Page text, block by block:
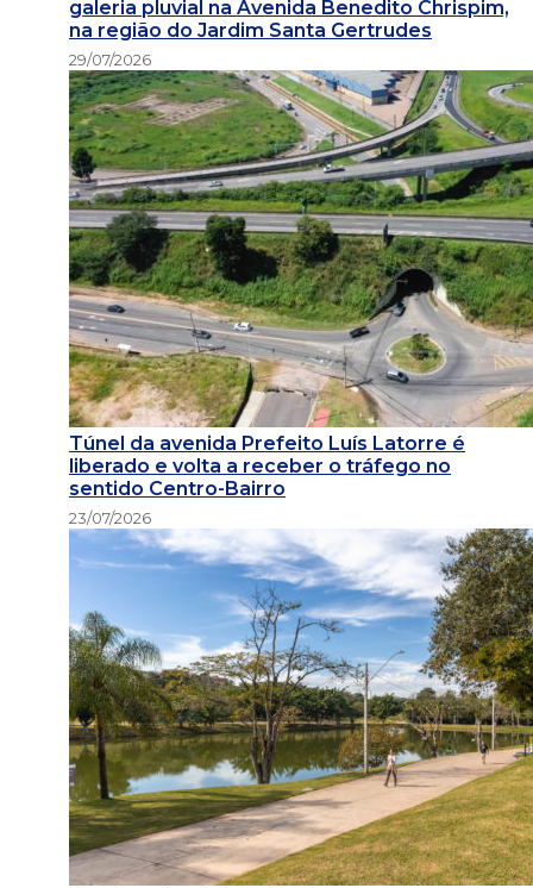
galeria pluvial na Avenida Benedito Chrispim,
na região do Jardim Santa Gertrudes
29/07/2026
Túnel da avenida Prefeito Luís Latorre é
liberado e volta a receber o tráfego no
sentido Centro-Bairro
23/07/2026